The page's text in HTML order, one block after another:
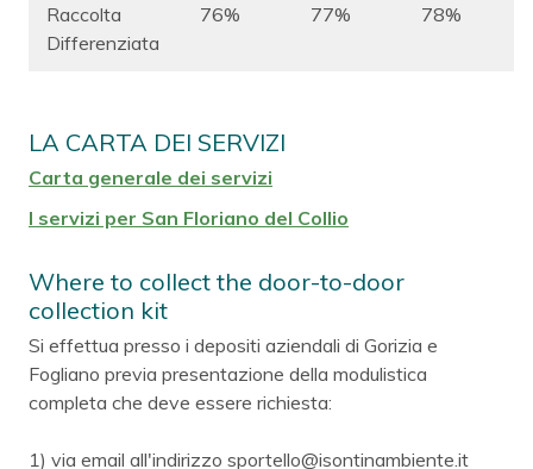
Raccolta
Differenziata
76% 77% 78%
LA CARTA DEI SERVIZI
Carta generale dei servizi
I servizi per San Floriano del Collio
Where to collect the door-to-door
collection kit
Si effettua presso i depositi aziendali di Gorizia e
Fogliano previa presentazione della modulistica
completa che deve essere richiesta:
1) via email all'indirizzo sportello@isontinambiente.it